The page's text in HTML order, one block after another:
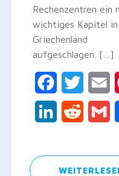
Rechenzentren ein
wichtiges Kapitel in
Griechenland
aufgeschlagen. […]
FacebookTwitter
LinkedInReddit